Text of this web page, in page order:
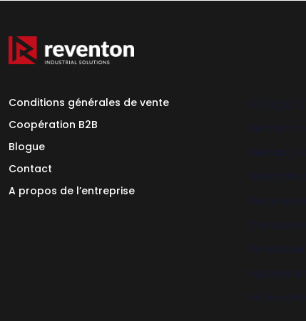
Conditions générales de vente
Coopération B2B
Blogue
Contact
A propos de l’entreprise